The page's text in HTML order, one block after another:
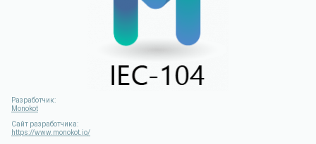
Разработчик:
Monokot
Сайт разработчика:
https://www.monokot.io/